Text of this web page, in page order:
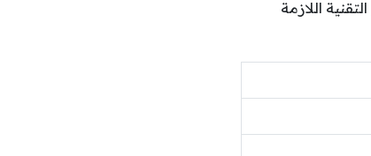
اللازمة